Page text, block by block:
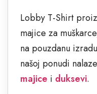
Lobby T-Shirt
majice za
na pouzdanu
našoj ponudi
majice i duksevi.